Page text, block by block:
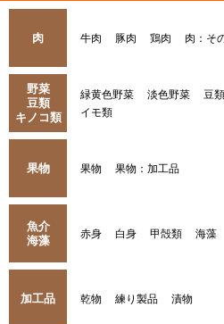
肉 牛肉 豚肉 鶏肉 肉：そ
野菜
豆類
キノコ類
緑黄色野菜 淡色野菜 豆
イモ類
果物 果物 果物：加工品
魚介
海藻
赤身 白身 甲殻類 海藻
加工品 乾物 練り製品 漬物